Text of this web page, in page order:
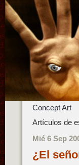
Concept Art
Artículos de
Mié 6 Sep
¿El